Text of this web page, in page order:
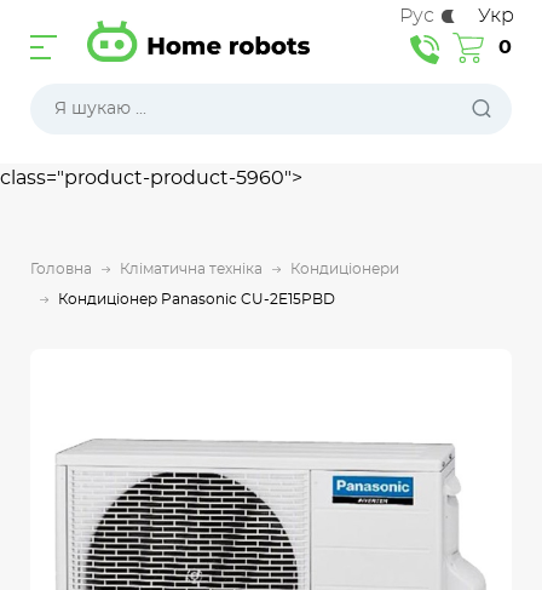
class="product-product-5960">
0
Рус Укр
Головна Кліматична техніка Кондиціонери
Кондиціонер Panasonic CU-2E15PBD